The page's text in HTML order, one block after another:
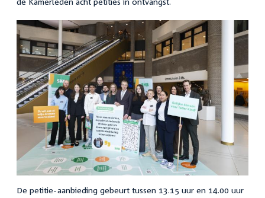
De petitie-aanbieding gebeurt tussen 13.15 uur en 14.00 uur